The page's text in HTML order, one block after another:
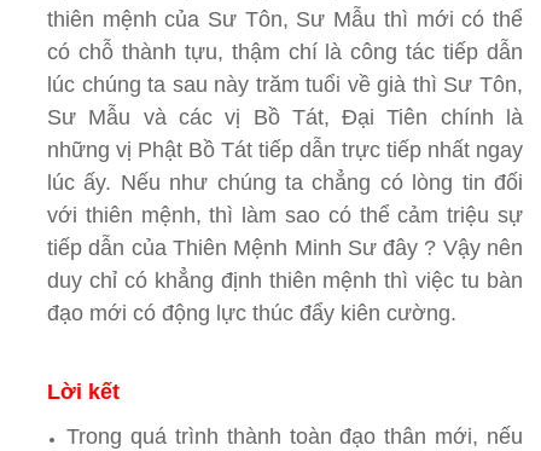
thiên mệnh của Sư Tôn, Sư Mẫu thì mới có thể
có chỗ thành tựu, thậm chí là công tác tiếp dẫn
lúc chúng ta sau này trăm tuổi về già thì Sư Tôn,
Sư Mẫu và các vị Bồ Tát, Đại Tiên chính là
những vị Phật Bồ Tát tiếp dẫn trực tiếp nhất ngay
lúc ấy. Nếu như chúng ta chẳng có lòng tin đối
với thiên mệnh, thì làm sao có thể cảm triệu sự
tiếp dẫn của Thiên Mệnh Minh Sư đây ? Vậy nên
duy chỉ có khẳng định thiên mệnh thì việc tu bàn
đạo mới có động lực thúc đẩy kiên cường.
Lời kết
Trong quá trình thành toàn đạo thân mới, nếu